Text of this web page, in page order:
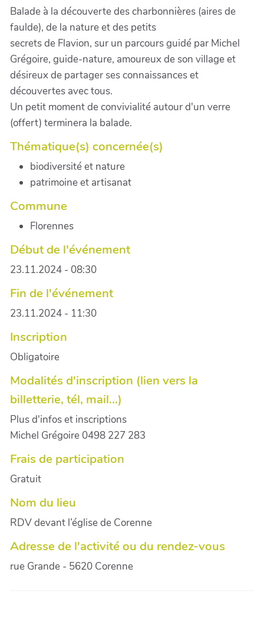
Balade à la découverte des charbonnières (aires de
faulde), de la nature et des petits
secrets de Flavion, sur un parcours guidé par Michel
Grégoire, guide-nature, amoureux de son village et
désireux de partager ses connaissances et
découvertes avec tous.
Un petit moment de convivialité autour d'un verre
(offert) terminera la balade.
Thématique(s) concernée(s)
biodiversité et nature
patrimoine et artisanat
Commune
Florennes
Début de l'événement
23.11.2024 - 08:30
Fin de l'événement
23.11.2024 - 11:30
Inscription
Obligatoire
Modalités d'inscription (lien vers la
billetterie, tél, mail...)
Plus d'infos et inscriptions
Michel Grégoire 0498 227 283
Frais de participation
Gratuit
Nom du lieu
RDV devant l’église de Corenne
Adresse de l'activité ou du rendez-vous
rue Grande - 5620 Corenne